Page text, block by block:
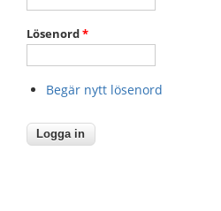
Lösenord*
Begär nytt lösenord